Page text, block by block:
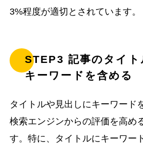
3%程度が適切とされています。
STEP3 記事のタイト
キーワードを含める
タイトルや見出しにキーワード
検索エンジンからの評価を高め
す。特に、タイトルにキーワー